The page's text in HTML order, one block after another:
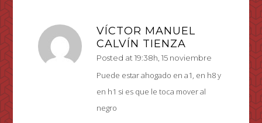
VÍCTOR MANUEL
CALVÍN TIENZA
Posted at 19:38h, 15 noviembre
Puede estar ahogado en a1, en h8 y
en h1 si es que le toca mover al
negro